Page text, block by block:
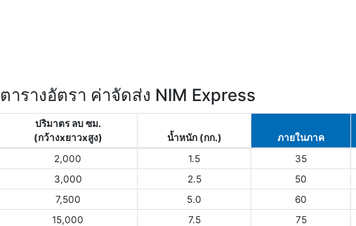
ตารางอัตรา ค่าจัดส่ง NIM Express
ปริมาตร ลบ ซม.
(กว้างxยาวxสูง)
น้ำหนัก (กก.) ภายในภาค
2,000 1.5 35
3,000 2.5 50
7,500 5.0 60
15,000 7.5 75